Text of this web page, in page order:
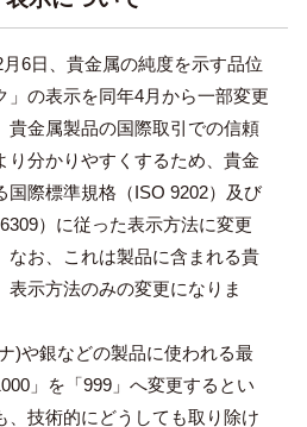
6日、貴金属の純度を示す品位
」の表示を同年4月から一部変更
貴金属製品の国際取引での信頼
り分かりやすくするため、貴金
国際標準規格（ISO 9202）及び
）に従った表示方法に変更
なお、これは製品に含まれる貴
表示方法のみの変更になりま
)や銀などの製品に使われる最
」を「999」へ変更するとい
、技術的にどうしても取り除け